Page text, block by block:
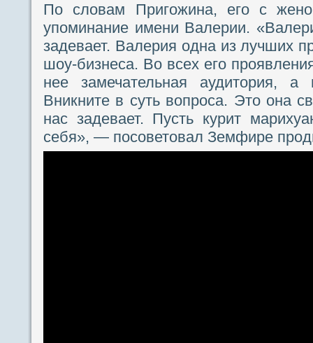
По словам Пригожина, его с
упоминание имени Валерии.
задевает. Валерия одна из лучших
шоу-бизнеса. Во всех его
нее замечательная аудитория,
Вникните в суть вопроса. Это она
нас задевает. Пусть курит
себя», — посоветовал Земфире